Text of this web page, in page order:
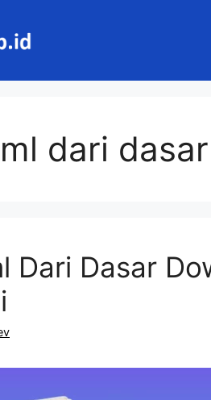
dari dasar
Dari Dasar